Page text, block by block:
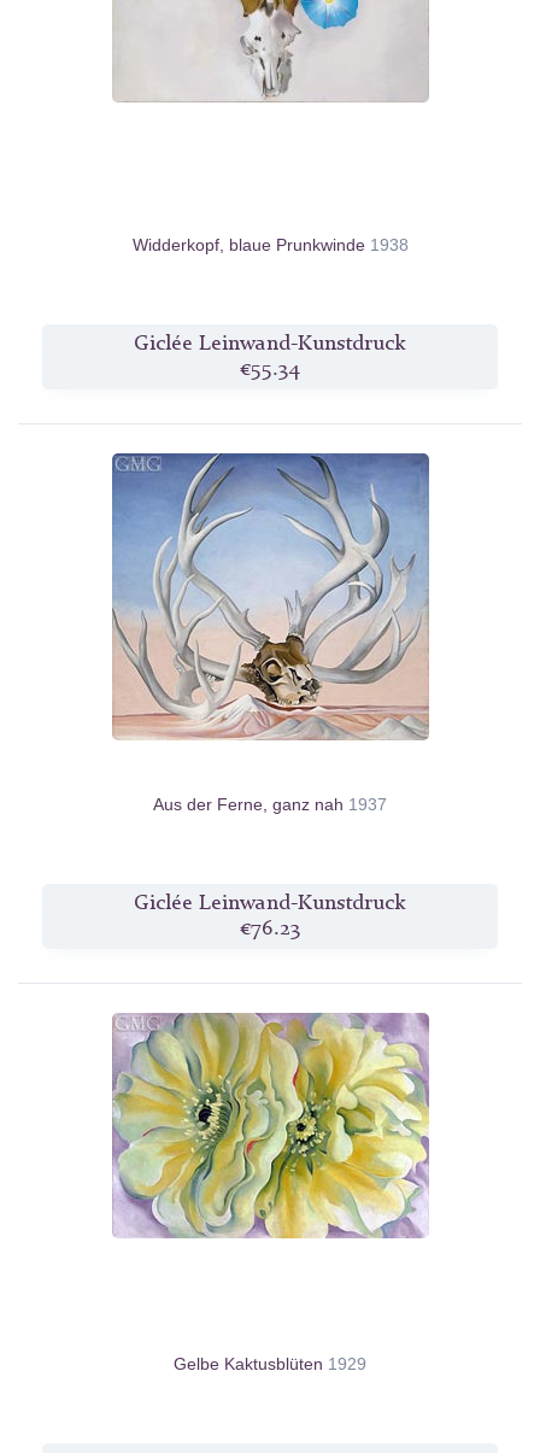
Widderkopf, blaue Prunkwinde 1938
Giclée Leinwand-Kunstdruck
€55.34
Aus der Ferne, ganz nah 1937
Giclée Leinwand-Kunstdruck
€76.23
Gelbe Kaktusblüten 1929